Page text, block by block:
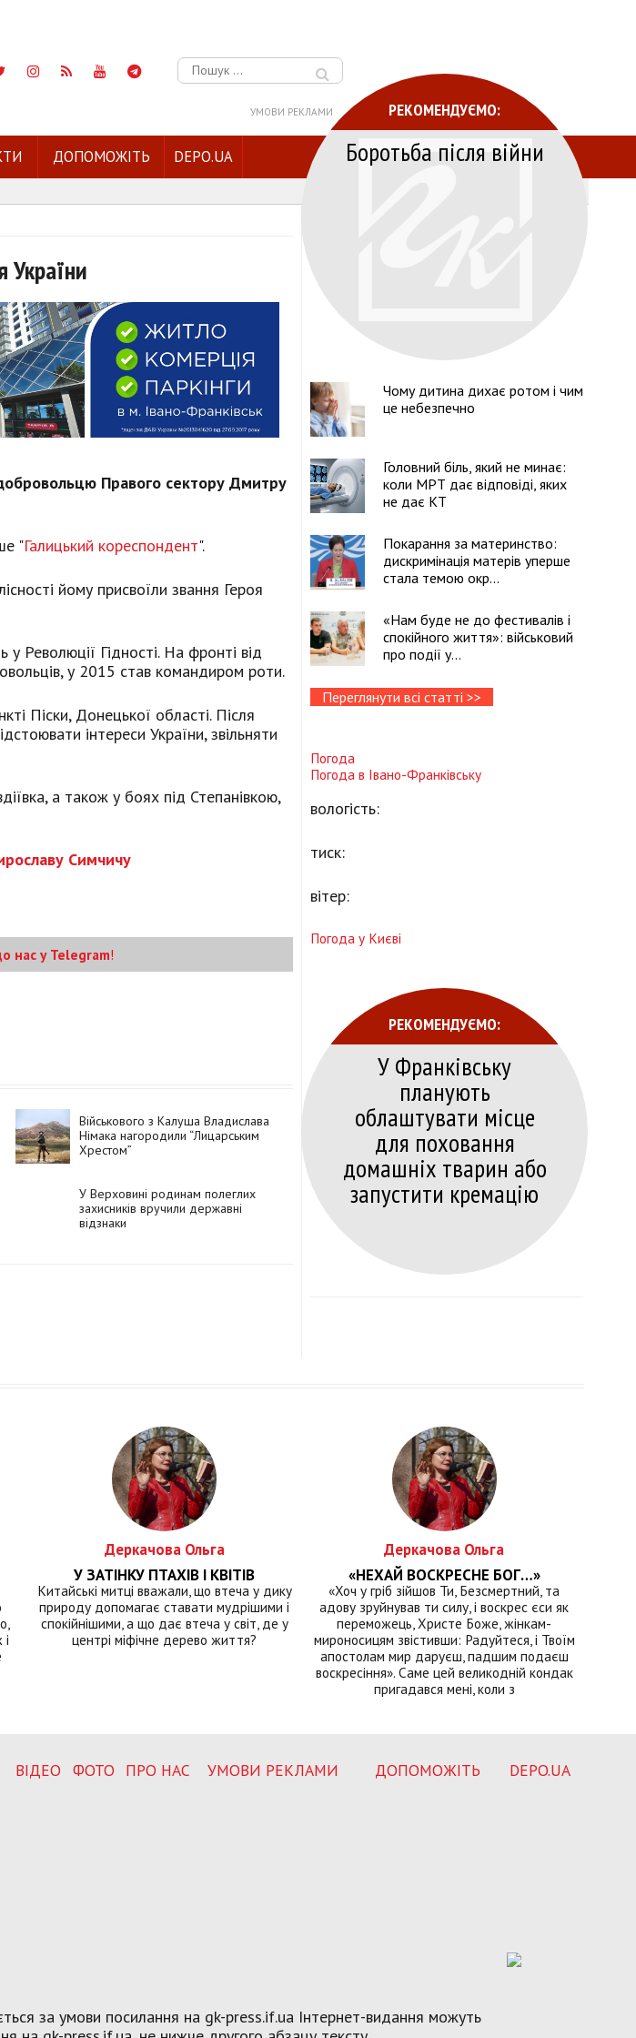
Пошук:
УМОВИ РЕКЛАМИ
ДОПОМОЖІТЬ DEPO.UA
України
Правого сектору Дмитру
"Галицький кореспондент".
йому присвоїли звання Героя
Революції Гідності. На фронті від
у 2015 став командиром роти.
Піски, Донецької області. Після
інтереси України, звільняти
а також у боях під Степанівкою,
Симчичу
нас у Telegram!
Військового з Калуша Владислава
Німака нагородили “Лицарським
Хрестом”
У Верховині родинам полеглих
захисників вручили державні
відзнаки
РЕКОМЕНДУЄМО:
Боротьба після війни
Чому дитина дихає ротом і чим
це небезпечно
Головний біль, який не минає:
коли МРТ дає відповіді, яких
не дає КТ
Покарання за материнство:
дискримінація матерів уперше
стала темою окр...
«Нам буде не до фестивалів і
спокійного життя»: військовий
про події у...
Переглянути всі статті >>
Погода
Погода в Івано-Франківську
вологість:
тиск:
вітер:
Погода у Києві
РЕКОМЕНДУЄМО:
У Франківську
планують
облаштувати місце
для поховання
домашніх тварин або
запустити кремацію
Деркачова Ольга
У ЗАТІНКУ ПТАХІВ І КВІТІВ
Китайські митці вважали, що втеча у дику
природу допомагає ставати мудрішими і
спокійнішими, а що дає втеча у світ, де у
центрі міфічне дерево життя?
Деркачова Ольга
«НЕХАЙ ВОСКРЕСНЕ БОГ…»
«Хоч у гріб зійшов Ти, Безсмертний, та
адову зруйнував ти силу, і воскрес єси як
переможець, Христе Боже, жінкам-
мироносицям звістивши: Радуйтеся, і Твоїм
апостолам мир даруєш, падшим подаєш
воскресіння». Саме цей великодній кондак
пригадався мені, коли з
ВІДЕО ФОТО ПРО НАС УМОВИ РЕКЛАМИ ДОПОМОЖІТЬ DEPO.UA
за умови посилання на gk-press.if.ua Інтернет-видання можуть